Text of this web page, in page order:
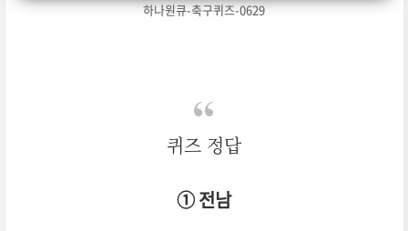
하나원큐-축구퀴즈-0629
퀴즈 정답
① 전남